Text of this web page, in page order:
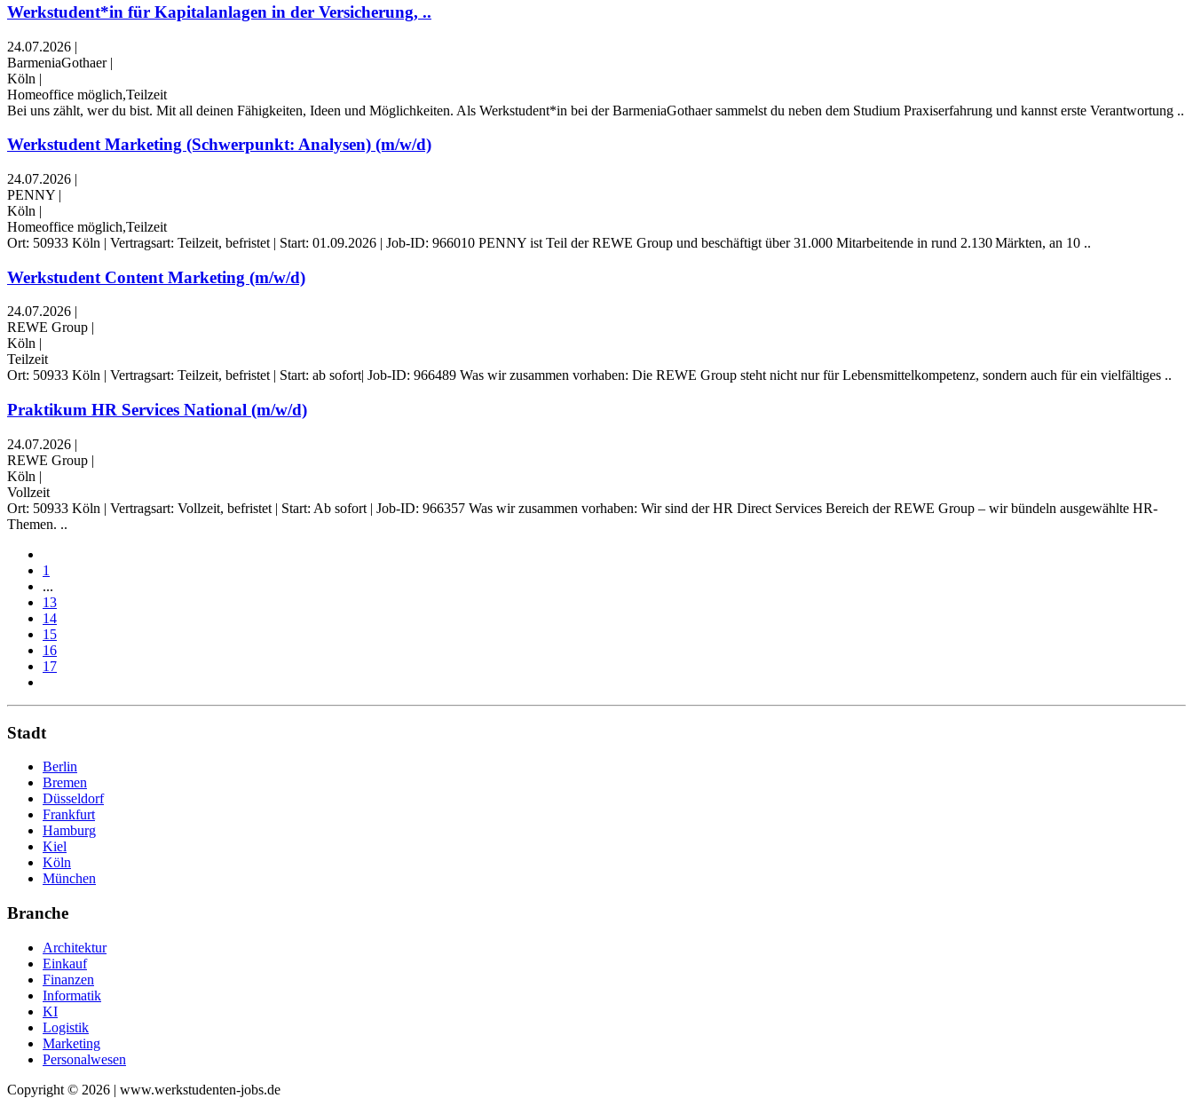
Werkstudent*in für Kapitalanlagen in der Versicherung, ..
24.07.2026 |
BarmeniaGothaer |
Köln |
Homeoffice möglich,Teilzeit
Bei uns zählt, wer du bist. Mit all deinen Fähigkeiten, Ideen und Möglichkeiten. Als Werkstudent*in bei der BarmeniaGothaer sammelst du neben dem Studium Praxiserfahrung und kannst erste Verantwortung ..
Werkstudent Marketing (Schwerpunkt: Analysen) (m/w/d)
24.07.2026 |
PENNY |
Köln |
Homeoffice möglich,Teilzeit
Ort: 50933 Köln | Vertragsart: Teilzeit, befristet | Start: 01.09.2026 | Job-ID: 966010 PENNY ist Teil der REWE Group und beschäftigt über 31.000 Mitarbeitende in rund 2.130 Märkten, an 10 ..
Werkstudent Content Marketing (m/w/d)
24.07.2026 |
REWE Group |
Köln |
Teilzeit
Ort: 50933 Köln | Vertragsart: Teilzeit, befristet | Start: ab sofort| Job-ID: 966489 Was wir zusammen vorhaben: Die REWE Group steht nicht nur für Lebensmittelkompetenz, sondern auch für ein vielfältiges ..
Praktikum HR Services National (m/w/d)
24.07.2026 |
REWE Group |
Köln |
Vollzeit
Ort: 50933 Köln | Vertragsart: Vollzeit, befristet | Start: Ab sofort | Job-ID: 966357 Was wir zusammen vorhaben: Wir sind der HR Direct Services Bereich der REWE Group – wir bündeln ausgewählte HR-
Themen. ..
1
...
13
14
15
16
17
Stadt
Berlin
Bremen
Düsseldorf
Frankfurt
Hamburg
Kiel
Köln
München
Branche
Architektur
Einkauf
Finanzen
Informatik
KI
Logistik
Marketing
Personalwesen
Copyright © 2026 | www.werkstudenten-jobs.de